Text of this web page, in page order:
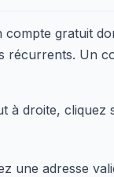
gratuit
Un
à droite, cliquez
une adresse